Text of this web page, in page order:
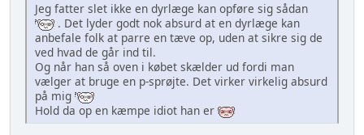
Jeg fatter slet ikke en dyrlæge kan opføre sig sådan
. Det lyder godt nok absurd at en dyrlæge kan
anbefale folk at parre en tæve op, uden at sikre sig de
ved hvad de går ind til.
Og når han så oven i købet skælder ud fordi man
vælger at bruge en p-sprøjte. Det virker virkelig absurd
på mig
Hold da op en kæmpe idiot han er